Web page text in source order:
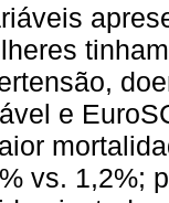
e
vs. 1,2%;